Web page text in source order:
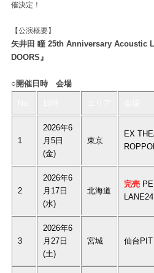
催決定！
【公演概要】
矢井田 瞳 25th Anniversary Acoustic
DOORS』
○開催日時 会場
1
2026年6
月5日
(金)
東京
EX
2
2026年6
月17日
(水)
北海道
完売
LANE24
3
2026年6
月27日
(土)
宮城 仙台PIT